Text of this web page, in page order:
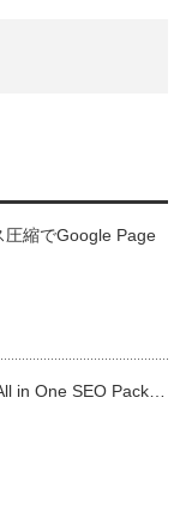
圧縮でGoogle Page
in One SEO Pack…